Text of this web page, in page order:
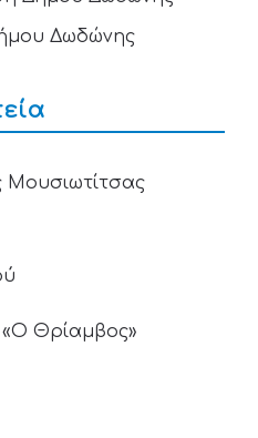
Δωδώνης
Θρίαμβος»